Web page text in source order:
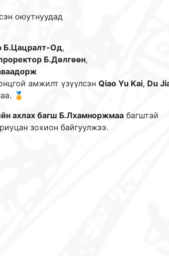
оюутнуудад
Б.Цацралт-Од,
Б.Дөлгөөн,
амжилт үзүүлсэн Qiao Yu Kai, Du
🏅
ахлах багш Б.Лхамноржмаа багштай
зохион байгуулжээ.